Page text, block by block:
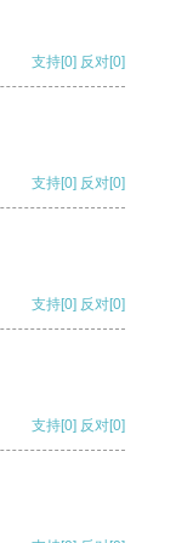
支持[0] 反对[0]
支持[0] 反对[0]
支持[0] 反对[0]
支持[0] 反对[0]